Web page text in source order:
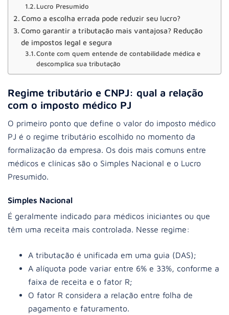
Lucro Presumido
Como a escolha errada pode reduzir seu lucro?
Como garantir a tributação mais vantajosa? Redução
de impostos legal e segura
Conte com quem entende de contabilidade médica e
descomplica sua tributação
Regime tributário e CNPJ: qual a relação
com o imposto médico PJ
O primeiro ponto que define o valor do imposto médico
PJ é o regime tributário escolhido no momento da
formalização da empresa. Os dois mais comuns entre
médicos e clínicas são o Simples Nacional e o Lucro
Presumido.
Simples Nacional
É geralmente indicado para médicos iniciantes ou que
têm uma receita mais controlada. Nesse regime:
A tributação é unificada em uma guia (DAS);
A alíquota pode variar entre 6% e 33%, conforme a
faixa de receita e o fator R;
O fator R considera a relação entre folha de
pagamento e faturamento.